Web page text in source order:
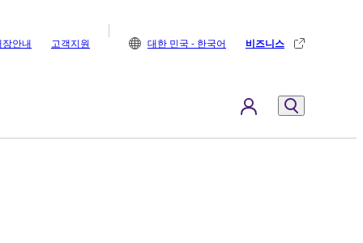
장안내 고객지원 대한 민국 - 한국어 비즈니스